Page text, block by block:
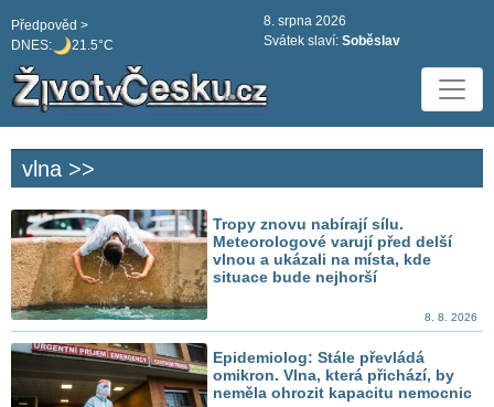
DNES: 21.5°C
Předpověd >
8. srpna 2026
Svátek slaví: Soběslav
vlna >>
Tropy znovu nabírají sílu.
Meteorologové varují před delší
vlnou a ukázali na místa, kde
situace bude nejhorší
8. 8. 2026
Epidemiolog: Stále převládá
omikron. Vlna, která přichází, by
neměla ohrozit kapacitu nemocnic